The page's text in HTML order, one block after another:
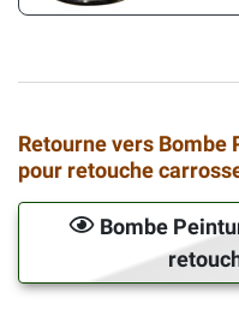
Retourne vers
pour retouche
Bombe